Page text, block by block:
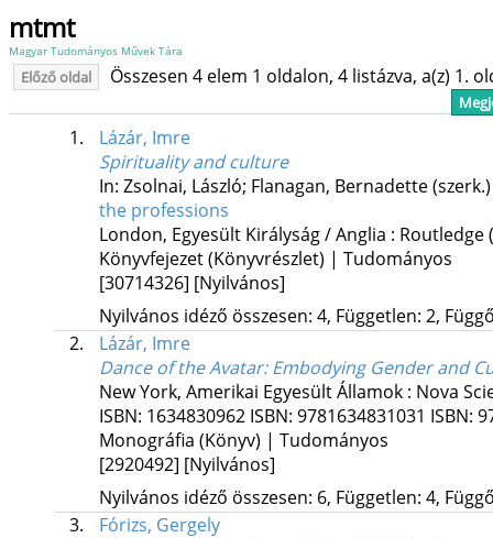
mtmt
Magyar Tudományos Művek Tára
Előző oldal Összesen 4 elem 1 oldalon, 4 listázva, a(z) 1.
1.
Lázár, Imre
Spirituality and culture
In: Zsolnai, László; Flanagan, Bernadette
the professions
London, Egyesült Királyság / Anglia : Routledge
Könyvfejezet (Könyvrészlet) | Tudományos
[30714326] [Nyilvános]
Nyilvános idéző összesen: 4, Független: 2,
2.
Lázár, Imre
Dance of the Avatar: Embodying Gender and
New York, Amerikai Egyesült Államok : Nova
ISBN: 1634830962 ISBN: 9781634831031 ISBN:
Monográfia (Könyv) | Tudományos
[2920492] [Nyilvános]
Nyilvános idéző összesen: 6, Független: 4,
3.
Fórizs, Gergely